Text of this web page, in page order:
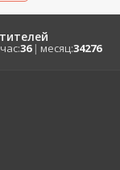
36 | месяц:34276